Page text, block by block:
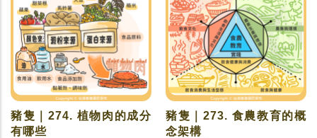
豬隻｜274. 植物肉的成分
有哪些
豬隻｜273. 食農教育的概
念架構